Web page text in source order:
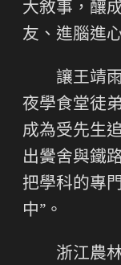
大敘事，釀
友、進腦進
讓王靖
夜學食堂徒
成為受先生
出黌舍與鐵
把學科的專
中”。
浙江農